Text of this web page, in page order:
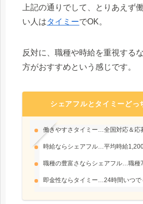
上記の通りでして、とりあえず
い人はタイミーでOK。
反対に、職種や時給を重視する
方がおすすめという感じです。
シェアフルとタイミーどっ
働きやすさタイミー…全国対応＆
時給ならシェアフル…平均時給
職種の豊富さならシェアフル…職種
即金性ならタイミー…24時間いつで